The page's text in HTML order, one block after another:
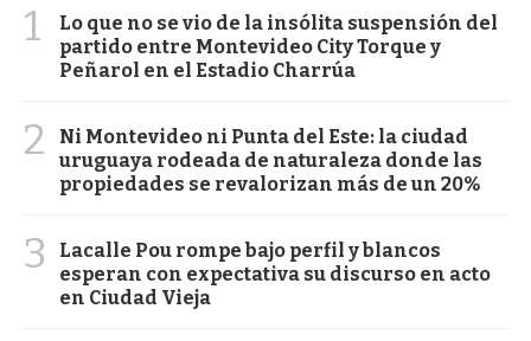
1
Lo que no se vio de la insólita suspensión del
partido entre Montevideo City Torque y
Peñarol en el Estadio Charrúa
2
Ni Montevideo ni Punta del Este: la ciudad
uruguaya rodeada de naturaleza donde las
propiedades se revalorizan más de un 20%
3
Lacalle Pou rompe bajo perfil y blancos
esperan con expectativa su discurso en acto
en Ciudad Vieja